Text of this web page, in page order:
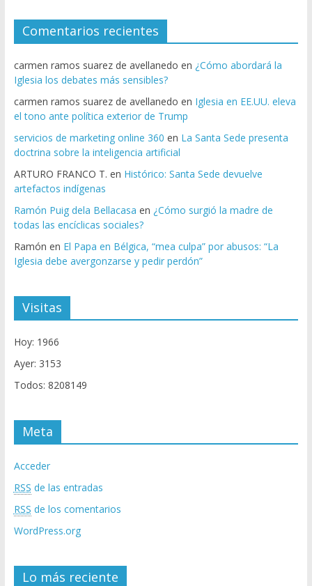
Comentarios recientes
carmen ramos suarez de avellanedo en ¿Cómo abordará la
Iglesia los debates más sensibles?
carmen ramos suarez de avellanedo en Iglesia en EE.UU. eleva
el tono ante política exterior de Trump
servicios de marketing online 360 en La Santa Sede presenta
doctrina sobre la inteligencia artificial
ARTURO FRANCO T. en Histórico: Santa Sede devuelve
artefactos indígenas
Ramón Puig dela Bellacasa en ¿Cómo surgió la madre de
todas las encíclicas sociales?
Ramón en El Papa en Bélgica, “mea culpa” por abusos: “La
Iglesia debe avergonzarse y pedir perdón”
Visitas
Hoy: 1966
Ayer: 3153
Todos: 8208149
Meta
Acceder
RSS de las entradas
RSS de los comentarios
WordPress.org
Lo más reciente